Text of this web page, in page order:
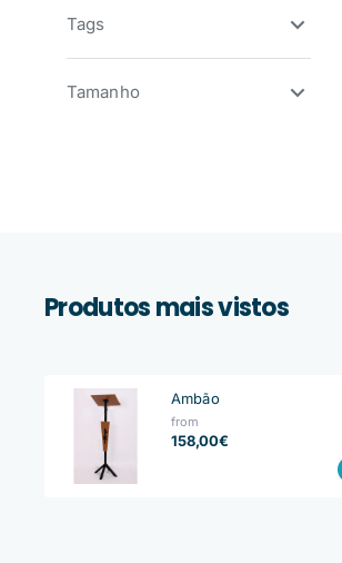
Tags
Tamanho
Produtos mais vistos
Ambão
from
158,00€